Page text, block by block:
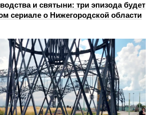
и святыни: три эпизода будет
сериале о Нижегородской области